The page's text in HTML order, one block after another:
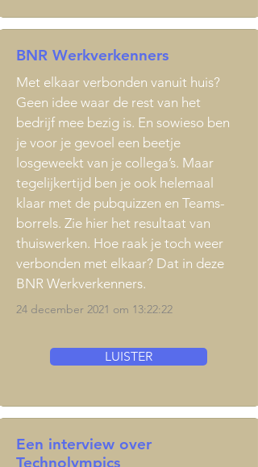
BNR Werkverkenners
Met elkaar verbonden vanuit huis?
Geen idee waar de rest van het
bedrijf mee bezig is. En sowieso ben
je voor je gevoel een beetje
losgeweekt van je collega’s. Maar
tegelijkertijd ben je ook helemaal
klaar met de pubquizzen en Teams-
borrels. Zie hier het resultaat van
thuiswerken. Hoe raak je toch weer
verbonden met elkaar? Dat in deze
BNR Werkverkenners.
24 december 2021 om 13:22:22
LUISTER
Een interview over
Technolympics